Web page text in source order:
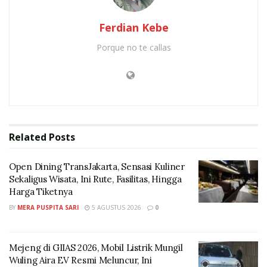
Beberapa Merek Teh Celup yang Mengandung Microplastik. [Foto :
PE dan Nylon digunakan dalam kantung teh celup
untuk meningkat daya rekat dan ketahan an terhadap
air panas.
sebelumnya menjelaskan bahwa banyak kantong teh
Ferdian Kebe
Porque no te callas
Related Posts
Open Dining TransJakarta, Sensasi Kuliner
Sekaligus Wisata, Ini Rute, Fasilitas, Hingga
Harga Tiketnya
BY MERA PUSPITA SARI 5 AGUSTUS 2026 0
Mejeng di GIIAS 2026, Mobil Listrik Mungil
Wuling Aira EV Resmi Meluncur, Ini